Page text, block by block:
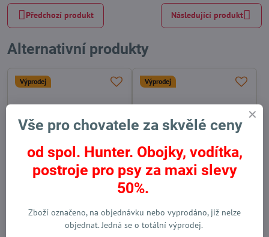
Předchozí produkt Následující produkt
Alternativní produkty
Výprodej
Skladem
od 364 Kč
Výprodej
Obojek pro psa Hunter Vario
Skladem
od 399 Kč
Vše pro chovatele za skvělé ceny
od spol. Hunter. Obojky, vodítka,
postroje pro psy za maxi slevy
50%.
Zboží označeno, na objednávku nebo vyprodáno, již nelze
objednat. Jedná se o totální výprodej.